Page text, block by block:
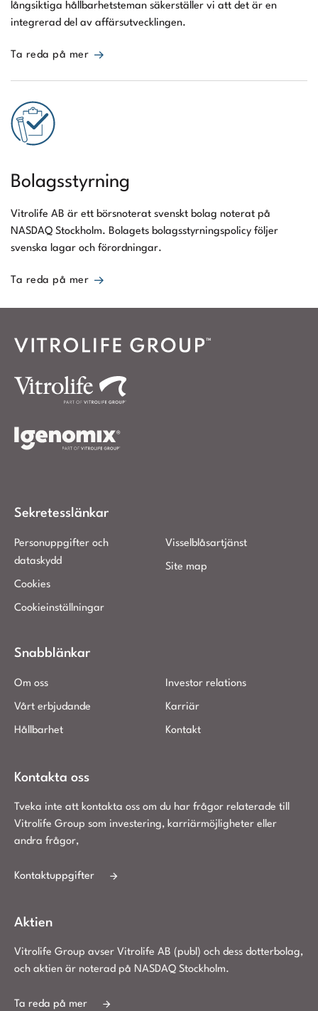
långsiktiga hållbarhetsteman säkerställer vi att det är en
integrerad del av affärsutvecklingen.
Ta reda på mer
Bolagsstyrning
Vitrolife AB är ett börsnoterat svenskt bolag noterat på
NASDAQ Stockholm. Bolagets bolagsstyrningspolicy följer
svenska lagar och förordningar.
Ta reda på mer
Sekretesslänkar
Personuppgifter och
dataskydd
Cookies
Cookieinställningar
Visselblåsartjänst
Site map
Snabblänkar
Om oss
Vårt erbjudande
Hållbarhet
Investor relations
Karriär
Kontakt
Kontakta oss
Tveka inte att kontakta oss om du har frågor relaterade till
Vitrolife Group som investering, karriärmöjligheter eller
andra frågor,
Kontaktuppgifter
Aktien
Vitrolife Group avser Vitrolife AB (publ) och dess dotterbolag,
och aktien är noterad på NASDAQ Stockholm.
Ta reda på mer